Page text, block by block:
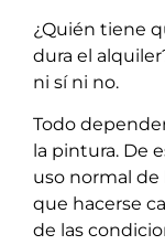
¿Quién tiene
dura el
ni sí ni no.
Todo
la pintura. De
uso normal de
que hacerse
de las